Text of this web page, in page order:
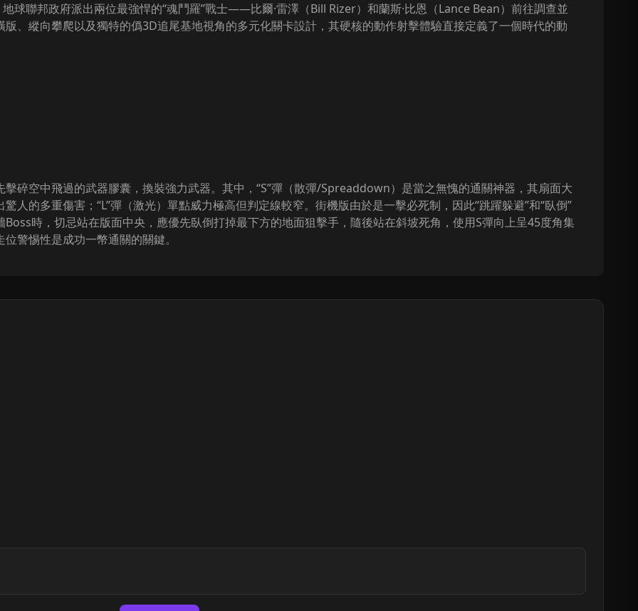
球聯邦政府派出兩位最強悍的“魂鬥羅”戰士——比爾·雷澤（Bill Rizer）和蘭斯·比恩（Lance Bean）前往調查並
、縱向攀爬以及獨特的僞3D追尾基地視角的多元化關卡設計，其硬核的動作射擊體驗直接定義了一個時代的動
碎空中飛過的武器膠囊，換裝強力武器。其中，“S”彈（散彈/Spreaddown）是當之無愧的通關神器，其扇面大
人的多重傷害；“L”彈（激光）單點威力極高但判定線較窄。街機版由於是一擊必死制，因此“跳躍躲避”和“臥倒”
時，切忌站在版面中央，應優先臥倒打掉最下方的地面狙擊手，隨後站在斜坡死角，使用S彈向上呈45度角集
警惕性是成功一幣通關的關鍵。